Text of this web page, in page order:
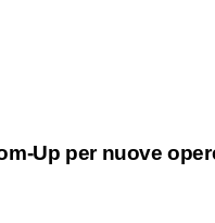
Up per nuove